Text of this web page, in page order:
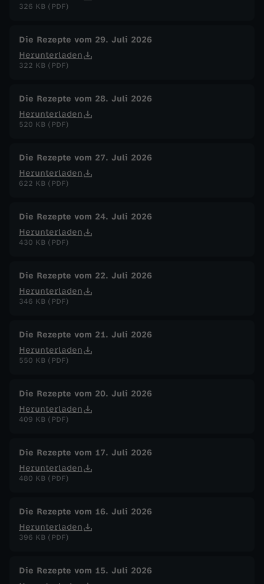
Q
R
s
t
t
o
326 KB (PDF)
Die Rezepte vom 29. Juli 2026
Herunterladen
322 KB (PDF)
Die Rezepte vom 28. Juli 2026
Herunterladen
520 KB (PDF)
Die Rezepte vom 27. Juli 2026
Herunterladen
622 KB (PDF)
Die Rezepte vom 24. Juli 2026
Herunterladen
430 KB (PDF)
Die Rezepte vom 22. Juli 2026
Herunterladen
346 KB (PDF)
Die Rezepte vom 21. Juli 2026
Herunterladen
550 KB (PDF)
Die Rezepte vom 20. Juli 2026
Herunterladen
409 KB (PDF)
Die Rezepte vom 17. Juli 2026
Herunterladen
480 KB (PDF)
Die Rezepte vom 16. Juli 2026
Herunterladen
396 KB (PDF)
Die Rezepte vom 15. Juli 2026